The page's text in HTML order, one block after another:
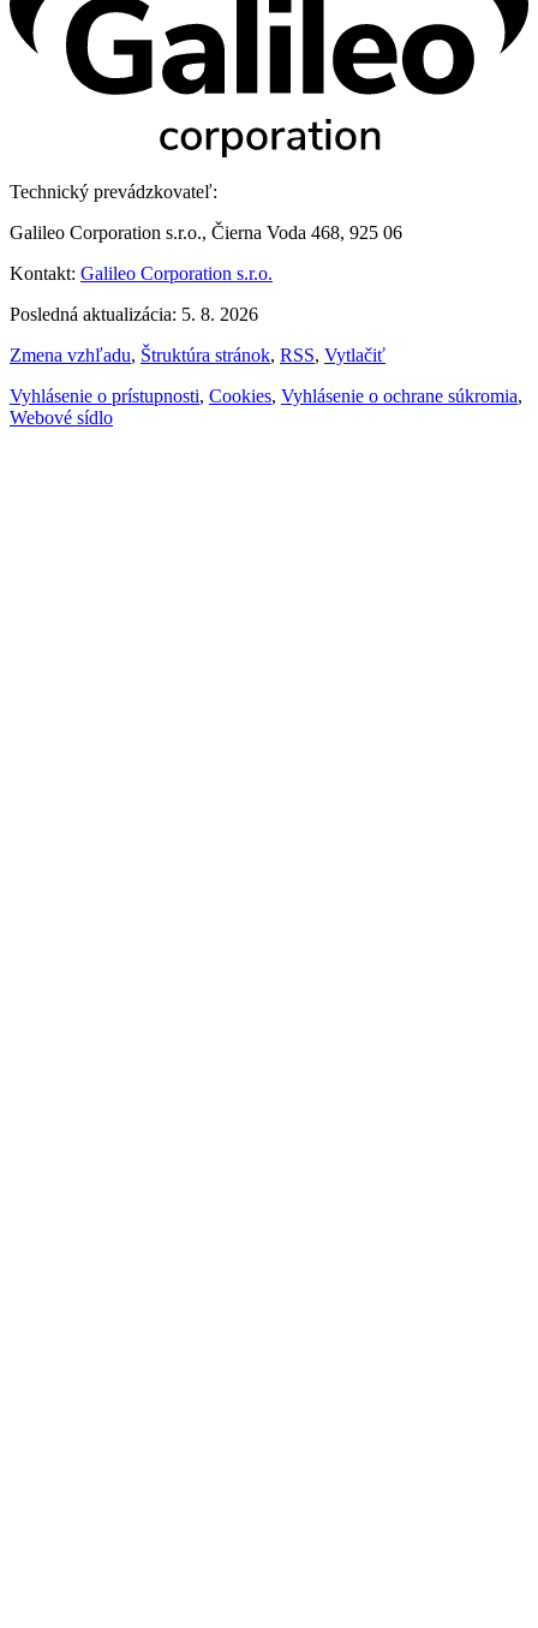
Technický prevádzkovateľ:
Galileo Corporation s.r.o., Čierna Voda 468, 925 06
Kontakt: Galileo Corporation s.r.o.
Posledná aktualizácia: 5. 8. 2026
Zmena vzhľadu, Štruktúra stránok, RSS, Vytlačiť
Vyhlásenie o prístupnosti, Cookies, Vyhlásenie o ochrane súkromia,
Webové sídlo